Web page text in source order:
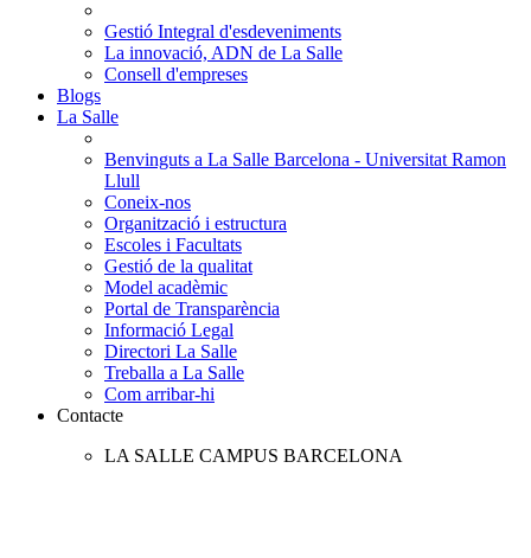
Gestió Integral d'esdeveniments
La innovació, ADN de La Salle
Consell d'empreses
Blogs
La Salle
Benvinguts a La Salle Barcelona - Universitat Ramon
Llull
Coneix-nos
Organització i estructura
Escoles i Facultats
Gestió de la qualitat
Model acadèmic
Portal de Transparència
Informació Legal
Directori La Salle
Treballa a La Salle
Com arribar-hi
Contacte
LA SALLE CAMPUS BARCELONA